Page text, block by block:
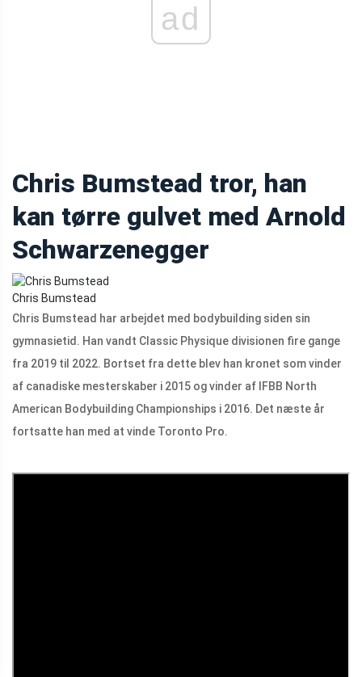
ad
Chris Bumstead tror, ​​han
kan tørre gulvet med Arnold
Schwarzenegger
Chris Bumstead
Chris Bumstead har arbejdet med bodybuilding siden sin
gymnasietid. Han vandt Classic Physique divisionen fire gange
fra 2019 til 2022. Bortset fra dette blev han kronet som vinder
af canadiske mesterskaber i 2015 og vinder af IFBB North
American Bodybuilding Championships i 2016. Det næste år
fortsatte han med at vinde Toronto Pro.